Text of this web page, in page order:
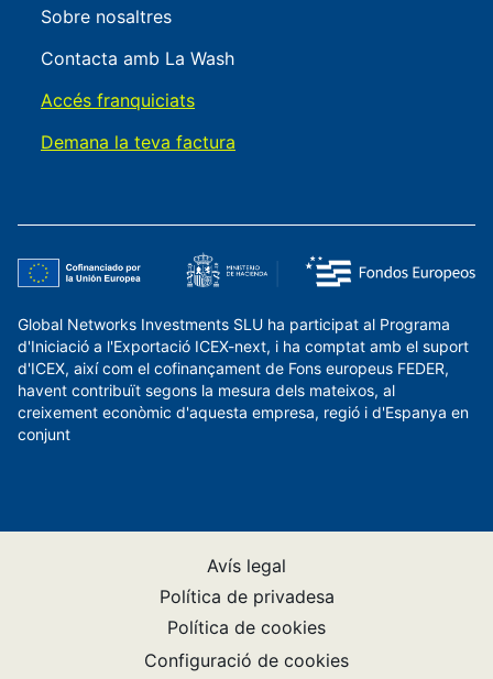
Sobre nosaltres
Contacta amb La Wash
Accés franquiciats
Demana la teva factura
Global Networks Investments SLU ha participat al Programa
d'Iniciació a l'Exportació ICEX-next, i ha comptat amb el suport
d'ICEX, així com el cofinançament de Fons europeus FEDER,
havent contribuït segons la mesura dels mateixos, al
creixement econòmic d'aquesta empresa, regió i d'Espanya en
conjunt
Avís legal
Política de privadesa
Política de cookies
Configuració de cookies